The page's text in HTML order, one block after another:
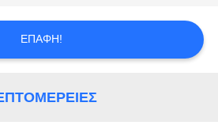
ΕΠΑΦΉ!